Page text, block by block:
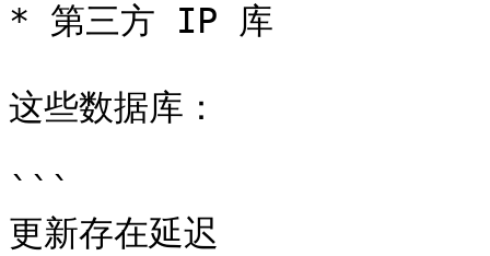
* 第三方 IP 库
这些数据库：
```
更新存在延迟